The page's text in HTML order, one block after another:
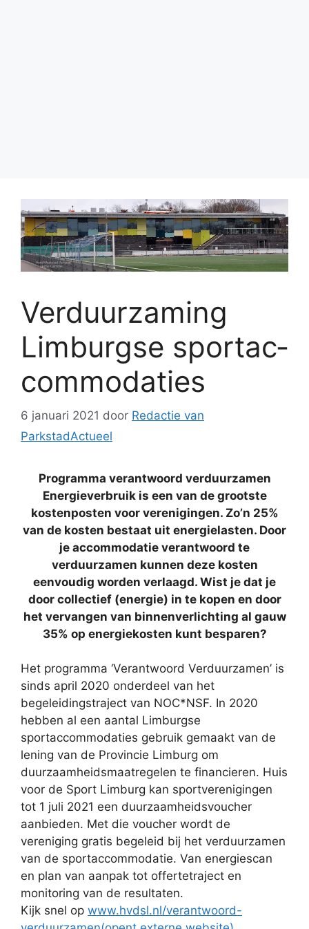
Ver­duur­za­ming
Lim­burg­se sport­ac­
com­mo­da­ties
6 januari 2021 door Redactie van
ParkstadActueel
Programma verantwoord verduurzamen
Energieverbruik is een van de grootste
kostenposten voor verenigingen. Zo’n 25%
van de kosten bestaat uit energielasten. Door
je accommodatie verantwoord te
verduurzamen kunnen deze kosten
eenvoudig worden verlaagd. Wist je dat je
door collectief (energie) in te kopen en door
het vervangen van binnenverlichting al gauw
35% op energiekosten kunt besparen?
Het programma ‘Verantwoord Verduurzamen’ is
sinds april 2020 onderdeel van het
begeleidingstraject van NOC*NSF. In 2020
hebben al een aantal Limburgse
sportaccommodaties gebruik gemaakt van de
lening van de Provincie Limburg om
duurzaamheidsmaatregelen te financieren. Huis
voor de Sport Limburg kan sportverenigingen
tot 1 juli 2021 een duurzaamheidsvoucher
aanbieden. Met die voucher wordt de
vereniging gratis begeleid bij het verduurzamen
van de sportaccommodatie. Van energiescan
en plan van aanpak tot offertetraject en
monitoring van de resultaten.
Kijk snel op www.hvdsl.nl/verantwoord-